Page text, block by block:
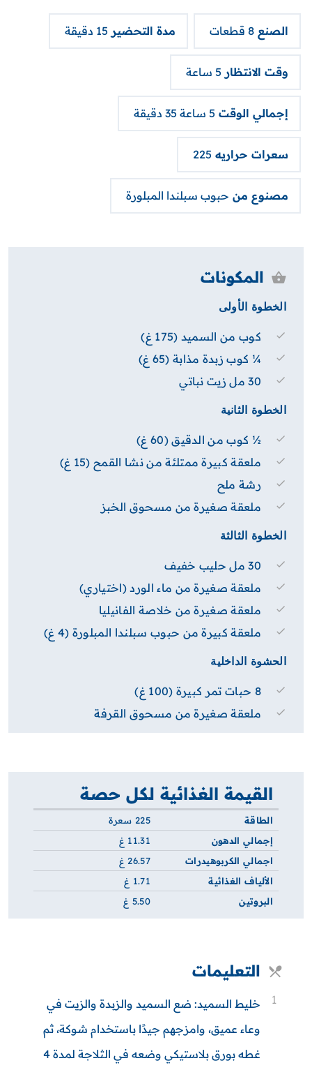
الصنع 8 قطعات مدة التحضير 15 دقيقة
وقت الانتظار 5 ساعة
إجمالي الوقت 5 ساعة 35 دقيقة
سعرات حراريه 225
مصنوع من حبوب سبلندا المبلورة
المكونات
الخطوة الأولى
كوب من السميد (175 غ)
¼ كوب زبدة مذابة (65 غ)
30 مل زيت نباتي
الخطوة الثانية
½ كوب من الدقيق (60 غ)
ملعقة كبيرة ممتلئة من نشا القمح (15 غ)
رشة ملح
ملعقة صغيرة من مسحوق الخبز
الخطوة الثالثة
30 مل حليب خفيف
ملعقة صغيرة من ماء الورد (اختياري)
ملعقة صغيرة من خلاصة الفانيليا
ملعقة كبيرة من حبوب سبلندا المبلورة (4 غ)
الحشوة الداخلية
8 حبات تمر كبيرة (100 غ)
ملعقة صغيرة من مسحوق القرفة
القيمة الغذائية لكل حصة
الطاقة
225 سعرة
إجمالي الدهون
11.31 غ
اجمالي الكربوهيدرات
26.57 غ
الألياف الغذائية
1.71 غ
البروتين
5.50 غ
التعليمات
1
خليط السميد: ضع السميد والزبدة والزيت في
وعاء عميق، وامزجهم جيدًا باستخدام شوكة، ثم
غطه بورق بلاستيكي وضعه في الثلاجة لمدة 4